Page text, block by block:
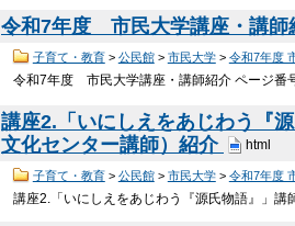
令和7年度 市民大学講座・講師
子育て・教育> 公民館> 市民大学> 令和7年度
令和7年度 市民大学講座・講師紹介 ページ
講座2.「いにしえをあじわう『
文化センター講師）紹介
html
子育て・教育> 公民館> 市民大学> 令和7年度
講座2.「いにしえをあじわう『源氏物語』」